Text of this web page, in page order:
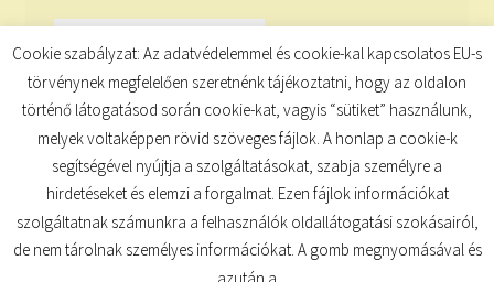
© TUDATKULCS 2026
Cookie szabályzat: Az adatvédelemmel és cookie-kal kapcsolatos EU-s
törvénynek megfelelően szeretnénk tájékoztatni, hogy az oldalon
történő látogatásod során cookie-kat, vagyis “sütiket” használunk,
melyek voltaképpen rövid szöveges fájlok. A honlap a cookie-k
segítségével nyújtja a szolgáltatásokat, szabja személyre a
hirdetéseket és elemzi a forgalmat. Ezen fájlok információkat
szolgáltatnak számunkra a felhasználók oldallátogatási szokásairól,
de nem tárolnak személyes információkat. A gomb megnyomásával és
azután a